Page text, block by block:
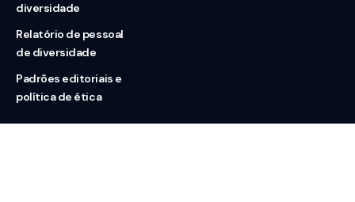
diversidade
Relatório de pessoal
de diversidade
Padrões editoriais e
política de ética